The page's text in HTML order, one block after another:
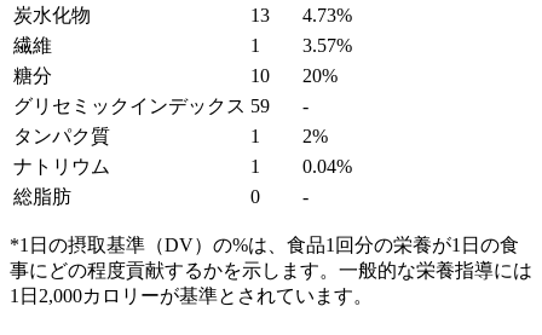
炭水化物
13
4.73%
繊維
1
3.57%
糖分
10
20%
グリセミックインデックス 59
-
タンパク質
1
2%
ナトリウム
1
0.04%
総脂肪
0 -
*1日の摂取基準（DV）の%は、食品1回分の栄養が1日の食
事にどの程度貢献するかを示します。一般的な栄養指導には
1日2,000カロリーが基準とされています。